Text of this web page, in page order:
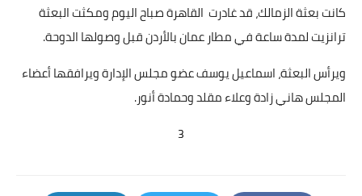
كانت بعثة الزمالك، قد غادرت القاهرة صباح اليوم ومكثت البعثة
ترانزيت لمدة ساعة في مطار عمان بالأردن قبل وصولها الدوحة.
ويرأس البعثة، اسماعيل يوسف عضو مجلس الإدارة ويرافقها أعضاء
المجلس هاني زادة وعلاء مقلد وحمادة أنور.
3